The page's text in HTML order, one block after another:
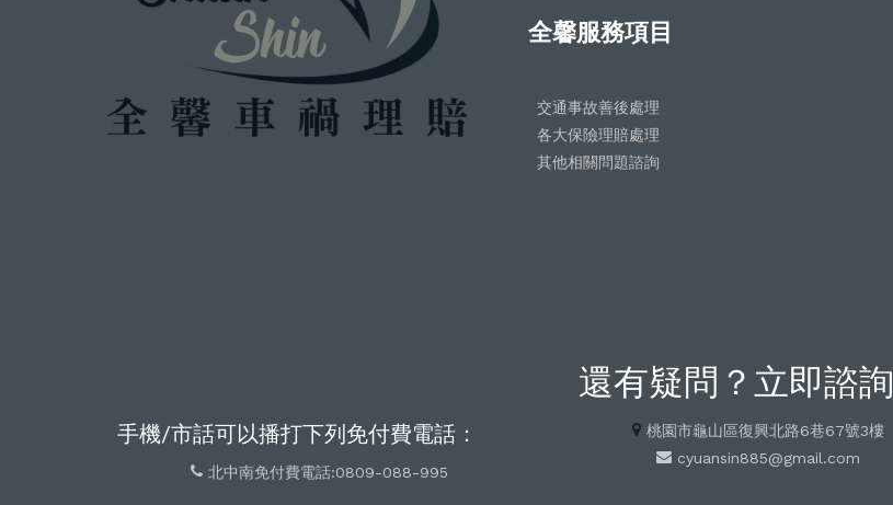
全馨服務項目
交通事故善後處理
各大保險理賠處理
其他相關問題諮詢
還有疑問？立即諮詢
手機/市話可以播打下列免付費電話：
北中南免付費電話:0809-088-995
桃園市龜山區復興北路6巷67號3樓
cyuansin885@gmail.com